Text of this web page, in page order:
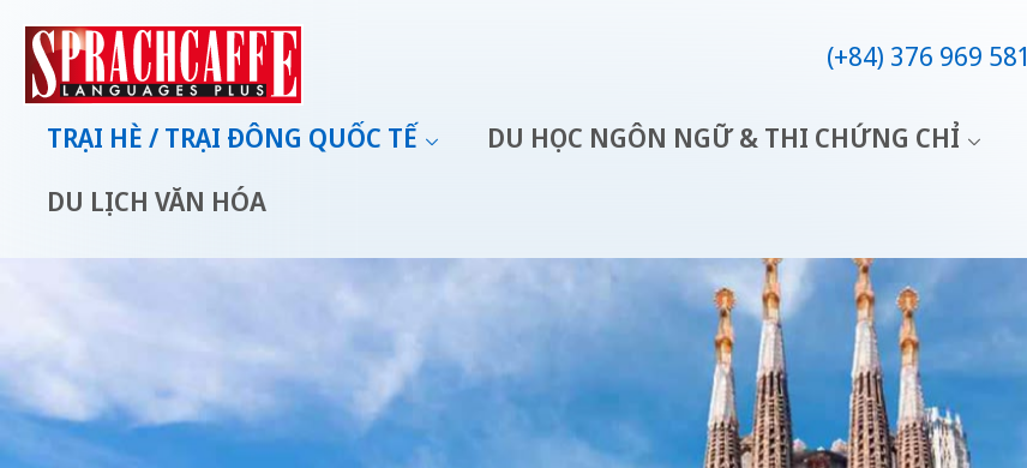
(+84) 376 969 581
TRẠI HÈ / TRẠI ĐÔNG QUỐC TẾ DU HỌC NGÔN NGỮ & THI CHỨNG CHỈ
DU LỊCH VĂN HÓA